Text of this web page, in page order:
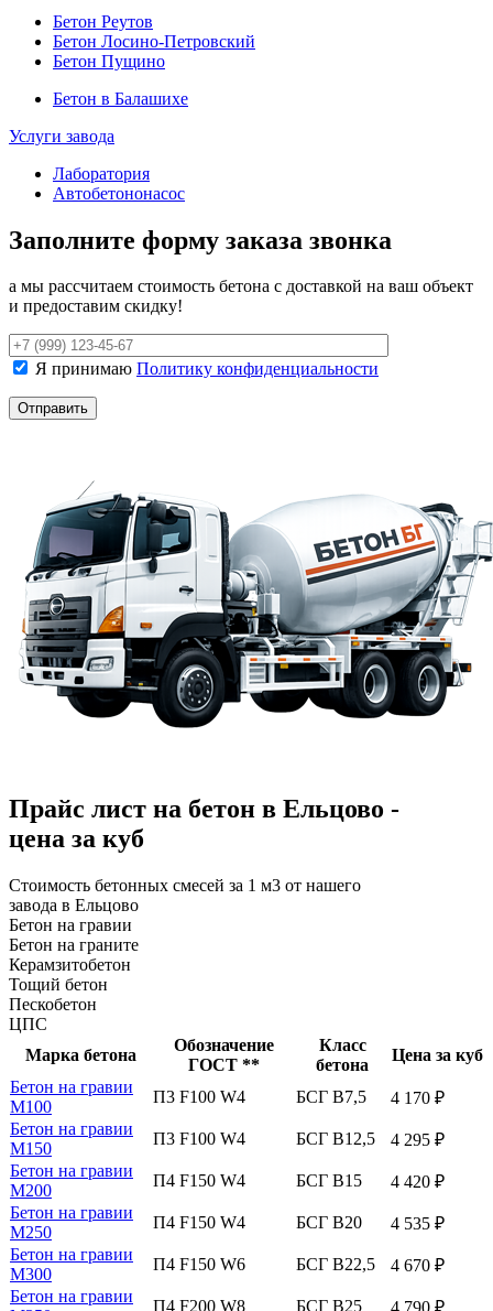
Бетон Реутов
Бетон Лосино-Петровский
Бетон Пущино
Бетон в Балашихе
Услуги завода
Лаборатория
Автобетононасос
Заполните форму заказа звонка
а мы рассчитаем стоимость бетона с доставкой на ваш объект
и предоставим скидку!
Я принимаю Политику конфиденциальности
Прайс лист на бетон в Ельцово -
цена за куб
Стоимость бетонных смесей за 1 м3 от нашего
завода в Ельцово
Бетон на гравии
Бетон на граните
Керамзитобетон
Тощий бетон
Пескобетон
ЦПС
Марка бетона
Обозначение
ГОСТ **
Класс
бетона
Цена за куб
Бетон на гравии
М100
П3 F100 W4 БСГ В7,5
4 170 ₽
Бетон на гравии
М150
П3 F100 W4 БСГ В12,5
4 295 ₽
Бетон на гравии
М200
П4 F150 W4 БСГ В15
4 420 ₽
Бетон на гравии
М250
П4 F150 W4 БСГ В20
4 535 ₽
Бетон на гравии
М300
П4 F150 W6 БСГ В22,5
4 670 ₽
Бетон на гравии
П4 F200 W8 БСГ В25